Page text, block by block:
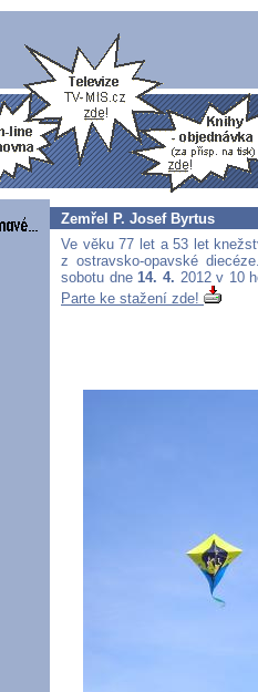
Zemřel P. Josef Byrtus
Ve věku 77 let a 53 let
z ostravsko-opavské
sobotu dne14. 4. 2012 v 10
Parte ke stažení zde!